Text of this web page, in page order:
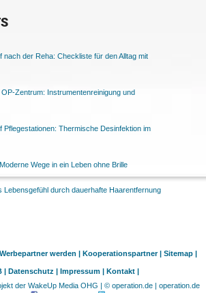
nach der Reha: Checkliste für den Alltag mit
Zentrum: Instrumentenreinigung und
Pflegestationen: Thermische Desinfektion im
Wege in ein Leben ohne Brille
Lebensgefühl durch dauerhafte Haarentfernung
Werbepartner werden | Kooperationspartner | Sitemap |
| Datenschutz | Impressum | Kontakt |
der WakeUp Media OHG | © operation.de | operation.de